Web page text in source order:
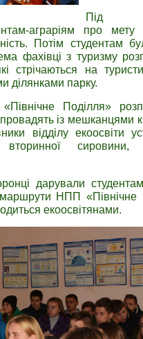
Під
аграріям про
Потім студентам
фахівці з туризму
стрічаються на
ділянками парку.
Поділля»
із мешканцями
відділу екоосвіти
сировини,
дарували
маршрути НПП
екоосвітянами.